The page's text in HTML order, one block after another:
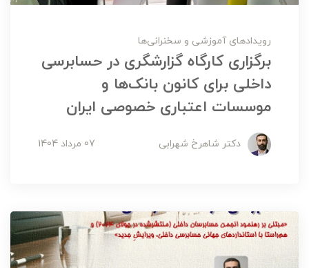
رویدادهای آموزشی و سخنرانی‌ها
برگزاری کارگاه گزارشگری در حسابرسی
داخلی برای کانون بانک‌ها و
موسسات اعتباری خصوصی ایران
دکتر شاهرخ شهرابی 07 مرداد 1404